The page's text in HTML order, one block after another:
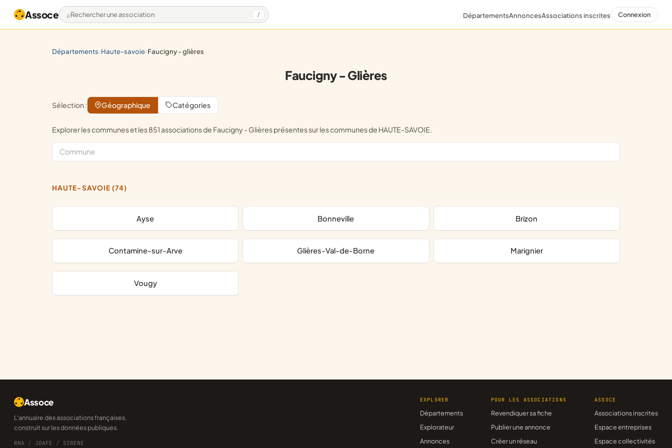
Assoce Rechercher une association / DépartementsAnnoncesAssociations inscrites Connexion
départements/ haute-savoie/ faucigny - glières
Faucigny - Glières
Sélection : Géographique Catégories
Explorer les communes et les 851 associations de Faucigny - Glières présentes sur les communes de HAUTE-SAVOIE.
HAUTE-SAVOIE (74)
Ayse Bonneville Brizon
Contamine-sur-Arve Glières-Val-de-Borne Marignier
Vougy
Assoce
L'annuaire des associations françaises,
construit sur les données publiques.
RNA / JOAFE / SIRENE
EXPLORER
Départements
Explorateur
Annonces
POUR LES ASSOCIATIONS
Revendiquer sa fiche
Publier une annonce
Créer un réseau
ASSOCE
Associations inscrites
Espace entreprises
Espace collectivités